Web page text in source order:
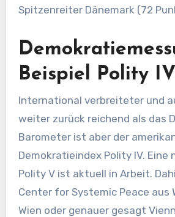
Spitzenreiter Dänemark (72
Beispiel Polity IV
International verbreiteter und
weiter zurück reichend als das
Barometer ist aber der
Demokratieindex Polity IV. Eine
Polity V ist aktuell in Arbeit.
Center for Systemic Peace aus
Wien oder genauer gesagt